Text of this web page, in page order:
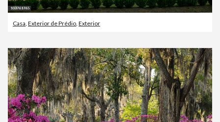
Casa Exterior de Prédio Exterior